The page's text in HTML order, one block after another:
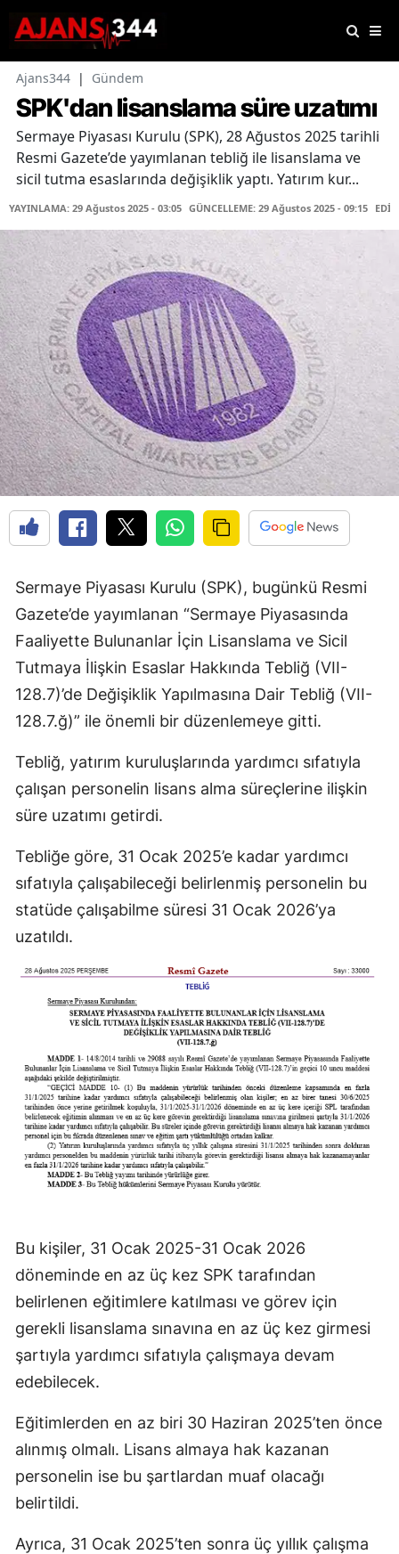
Ajans344 | Gündem
SPK'dan lisanslama süre uzatımı
Sermaye Piyasası Kurulu (SPK), 28 Ağustos 2025 tarihli
Resmi Gazete’de yayımlanan tebliğ ile lisanslama ve
sicil tutma esaslarında değişiklik yaptı. Yatırım kur...
YAYINLAMA: 29 Ağustos 2025 - 03:05 GÜNCELLEME: 29 Ağustos 2025 - 09:15
Sermaye Piyasası Kurulu (SPK), bugünkü Resmi
Gazete’de yayımlanan “Sermaye Piyasasında
Faaliyette Bulunanlar İçin Lisanslama ve Sicil
Tutmaya İlişkin Esaslar Hakkında Tebliğ (VII-
128.7)’de Değişiklik Yapılmasına Dair Tebliğ (VII-
128.7.ğ)” ile önemli bir düzenlemeye gitti.
Tebliğ, yatırım kuruluşlarında yardımcı sıfatıyla
çalışan personelin lisans alma süreçlerine ilişkin
süre uzatımı getirdi.
Tebliğe göre, 31 Ocak 2025’e kadar yardımcı
sıfatıyla çalışabileceği belirlenmiş personelin bu
statüde çalışabilme süresi 31 Ocak 2026’ya
uzatıldı.
Bu kişiler, 31 Ocak 2025-31 Ocak 2026
döneminde en az üç kez SPK tarafından
belirlenen eğitimlere katılması ve görev için
gerekli lisanslama sınavına en az üç kez girmesi
şartıyla yardımcı sıfatıyla çalışmaya devam
edebilecek.
Eğitimlerden en az biri 30 Haziran 2025’ten önce
alınmış olmalı. Lisans almaya hak kazanan
personelin ise bu şartlardan muaf olacağı
belirtildi.
Ayrıca, 31 Ocak 2025’ten sonra üç yıllık çalışma